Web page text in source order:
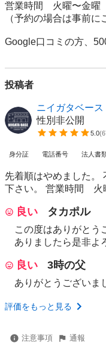
営業時間　火曜〜金曜
（予約の場合は事前に
Google口コミの方、
投稿者
ニイガタベース
性別非公開
5.0(
身分証 電話番号 法人書
先着順はやめました。
下さい。 営業時間
良い タカポル
この度はありがとう
ありましたら是非よ
良い 3時の父
ありがとうございま
評価をもっと見る
注意事項 通報